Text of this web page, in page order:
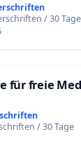
/ 30 Tage
für freie
/ 30 Tage